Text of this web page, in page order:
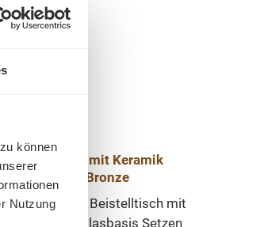
können
Nutzung
Beistelltisch mit Keramik
Tischplatte Bronze
– Der runder Beistelltisch mit
Bronze-Fiberglasbasis Setzen